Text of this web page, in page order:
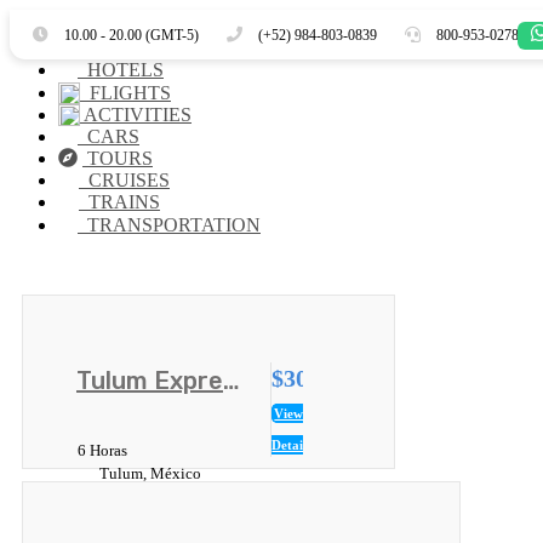
10.00 - 20.00 (GMT-5) (+52) 984-803-0839 800-953-0278
Es
HOTELS
FLIGHTS
ACTIVITIES
CARS
TOURS
CRUISES
TRAINS
TRANSPORTATION
Tulum Express
6 Horas
Tulum, México
$30
View
Details
PRECIO IMPERDIBLE